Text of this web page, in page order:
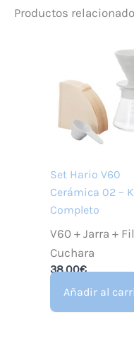
Productos
Set Hario V60
Cerámica 02 –
Completo
V60 + Jarra +
Cuchara
38,00€
Añadir al